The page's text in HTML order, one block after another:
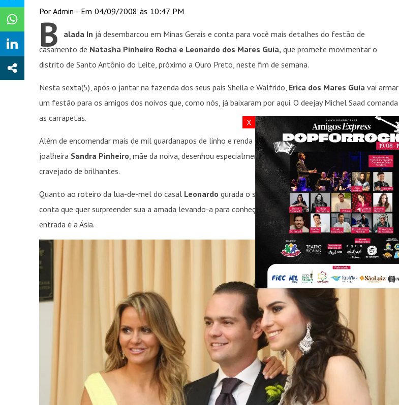
Por Admin - Em 04/09/2008 às 10:47 PM
B alada In já desembarcou em Minas Gerais e conta para você mais detalhes do festão de
casamento de Natasha Pinheiro Rocha e Leonardo dos Mares Guia, que promete movimentar o
distrito de Santo Antônio do Leite, próximo a Ouro Preto, neste fim de semana.
Nesta sexta(5), após o jantar na fazenda dos seus pais Sheila e Walfrido, Erica dos Mares Guia vai armar
um festão para os amigos dos noivos que, como nós, já baixaram por aqui. O deejay Michel Saad comanda
as carrapetas.
Além de encomendar mais de mil guardanapos de linho e renda renascença com as iniciais do casal, a
joalheira Sandra Pinheiro, mãe da noiva, desenhou especialmente para a filha um brinco chandelier
cravejado de brilhantes.
Quanto ao roteiro da lua-de-mel do casal Leonardo gurada o segredo em baixo de sete chaves. O noivo
conta que quer surpreender sua a amada levando-a para conheçer lugares inéditos. Agora o portão de
entrada é a Ásia.
X